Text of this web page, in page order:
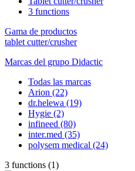
3 functions
Gama de productos
tablet cutter/crusher
Marcas del grupo Didactic
Todas las marcas
Arion (22)
dr.helewa (19)
Hygie (2)
infineed (80)
inter.med (35)
polysem medical (24)
3 functions (1)